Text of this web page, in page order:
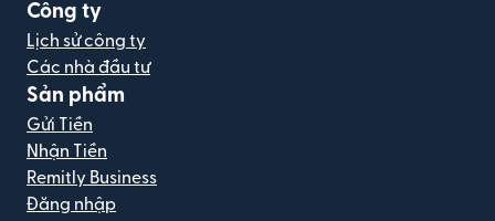
Công ty
Lịch sử công ty
Các nhà đầu tư
Sản phẩm
Gửi Tiền
Nhận Tiền
Remitly Business
Đăng nhập